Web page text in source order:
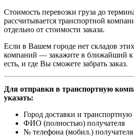
Стоимость перевозки груза до
рассчитывается транспортной
отдельно от стоимости заказа.
Если в Вашем городе нет складов
компаний — закажите в ближайший к
есть, и где Вы сможете забрать заказ.
Для отправки в транспортную
указать:
Город доставки и
ФИО (полностью) получателя
№ телефона (мобил.) получателя